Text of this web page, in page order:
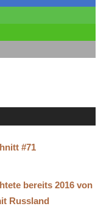
#71
bereits 2016 von
Russland